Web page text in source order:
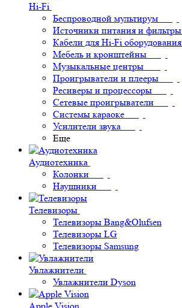
Hi-Fi
Беспроводной мультирум
Источники питания и фильтры
Кабели для Hi-Fi оборудования
Мебель и кронштейны
Музыкальные центры
Проигрыватели и плееры
Ресиверы и процессоры
Сетевые проигрыватели
Системы караоке
Усилители звука
Еще
Аудиотехника
Колонки
Наушники
Телевизоры
Телевизоры Bang&Olufsen
Телевизоры LG
Телевизоры Samsung
Увлажнители
Увлажнители Dyson